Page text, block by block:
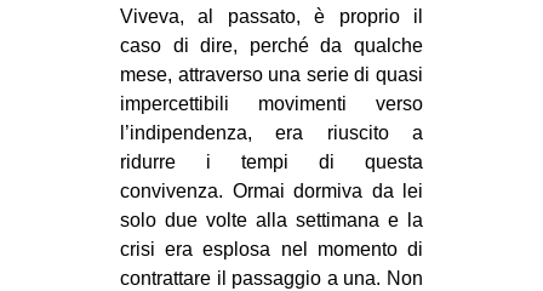
Viveva, al passato, è proprio il
caso di dire, perché da qualche
mese, attraverso una serie di quasi
impercettibili movimenti verso
l’indipendenza, era riuscito a
ridurre i tempi di questa
convivenza. Ormai dormiva da lei
solo due volte alla settimana e la
crisi era esplosa nel momento di
contrattare il passaggio a una. Non